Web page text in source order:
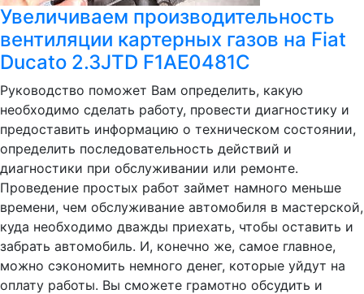
Увеличиваем производительность
вентиляции картерных газов на Fiat
Ducato 2.3JTD F1AE0481C
Руководство поможет Вам определить, какую
необходимо сделать работу, провести диагностику и
предоставить информацию о техническом состоянии,
определить последовательность действий и
диагностики при обслуживании или ремонте.
Проведение простых работ займет намного меньше
времени, чем обслуживание автомобиля в мастерской,
куда необходимо дважды приехать, чтобы оставить и
забрать автомобиль. И, конечно же, самое главное,
можно сэкономить немного денег, которые уйдут на
оплату работы. Вы сможете грамотно обсудить и